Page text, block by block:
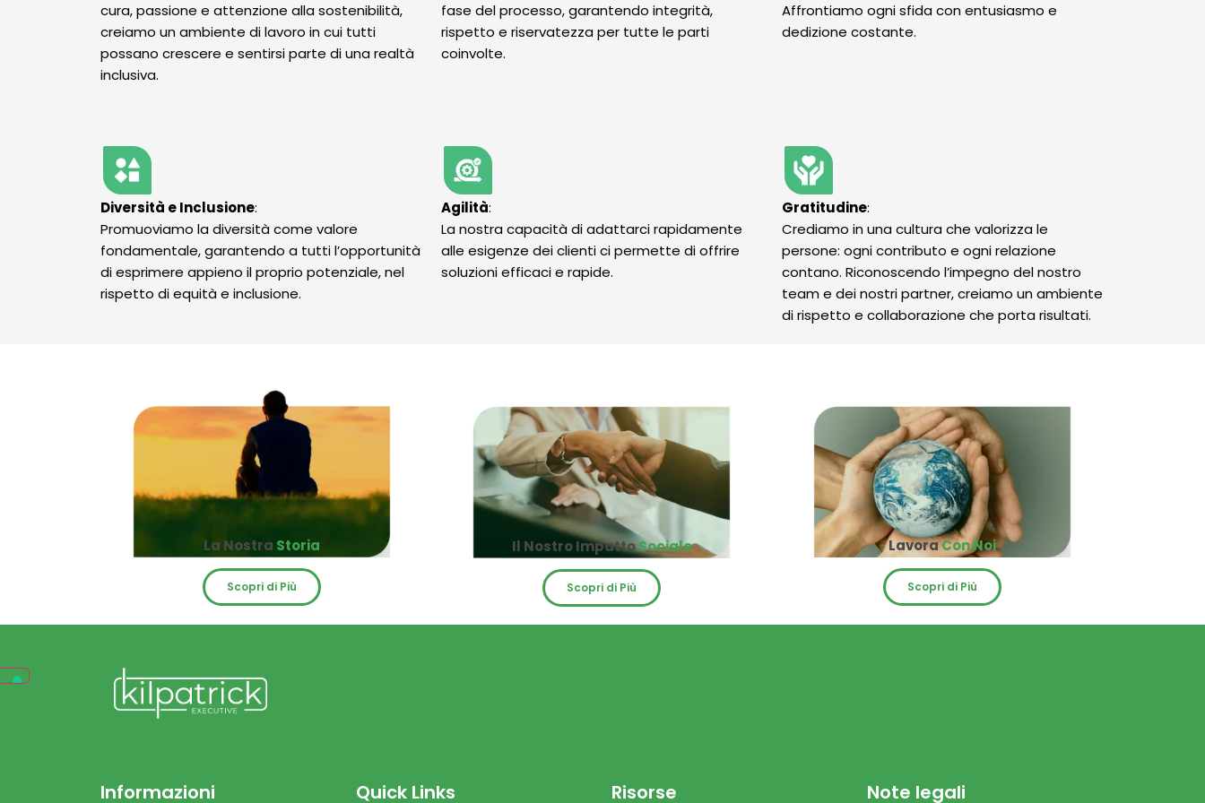
cura, passione e attenzione alla sostenibilità,
creiamo un ambiente di lavoro in cui tutti
possano crescere e sentirsi parte di una realtà
inclusiva.
fase del processo, garantendo integrità,
rispetto e riservatezza per tutte le parti
coinvolte.
Affrontiamo ogni sfida con entusiasmo e
dedizione costante.
Diversità e Inclusione:
Promuoviamo la diversità come valore
fondamentale, garantendo a tutti l’opportunità
di esprimere appieno il proprio potenziale, nel
rispetto di equità e inclusione.
Agilità:
La nostra capacità di adattarci rapidamente
alle esigenze dei clienti ci permette di offrire
soluzioni efficaci e rapide.
Gratitudine:
Crediamo in una cultura che valorizza le
persone: ogni contributo e ogni relazione
contano. Riconoscendo l’impegno del nostro
team e dei nostri partner, creiamo un ambiente
di rispetto e collaborazione che porta risultati.
La Nostra Storia
Scopri di Più
Il Nostro ImpattoSociale
Scopri di Più
LavoraCon Noi
Scopri di Più
Informazioni Quick Links Risorse​ Note legali